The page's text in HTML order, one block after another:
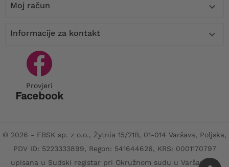
Moj račun 
Informacije za kontakt 
Provjeri
Facebook
© 2026 - FBSK sp. z o.o., Żytnia 15/21B, 01-014 Varšava, Poljska,
PDV ID: 5223333899, Regon: 541644626, KRS: 0001170797
upisana u Sudski registar pri Okružnom sudu u Varšavi, XII